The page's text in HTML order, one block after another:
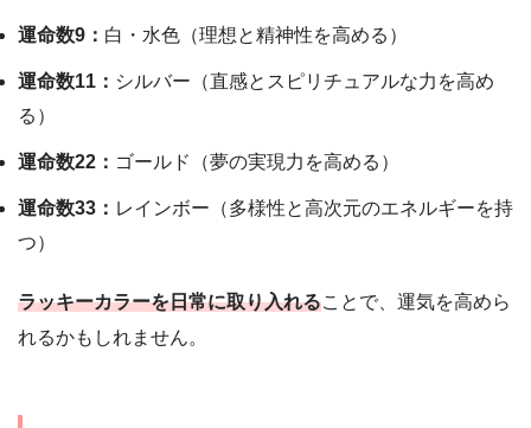
運命数9： 白・水色（理想と精神性を高める）
運命数11： シルバー（直感とスピリチュアルな力を高め
る）
運命数22： ゴールド（夢の実現力を高める）
運命数33： レインボー（多様性と高次元のエネルギーを持
つ）
ラッキーカラーを日常に取り入れることで、運気を高めら
れるかもしれません。